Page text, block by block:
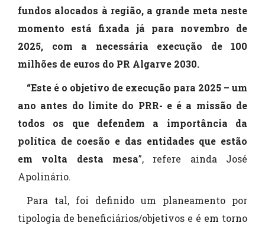
fundos alocados à região, a grande meta neste
momento está fixada já para novembro de
2025, com a necessária execução de 100
milhões de euros do PR Algarve 2030.
“Este é o objetivo de execução para 2025 – um
ano antes do limite do PRR- e é a missão de
todos os que defendem a importância da
política de coesão e das entidades que estão
em volta desta mesa”, refere ainda José
Apolinário.
Para tal, foi definido um planeamento por
tipologia de beneficiários/objetivos e é em torno